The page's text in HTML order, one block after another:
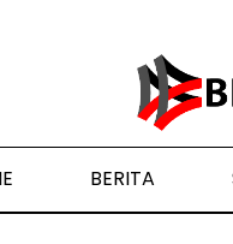
BERITA